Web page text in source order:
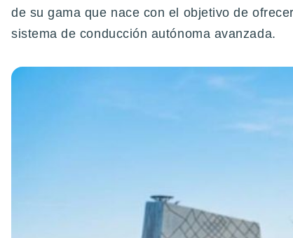
de su gama que nace con el objetivo de
sistema de conducción autónoma avanzada.